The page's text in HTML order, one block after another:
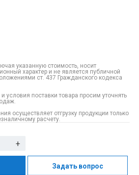
указанную стоимость, носит
характер и не является публичной
ст. 437 Гражданского кодекса
условия поставки товара просим уточнять
осуществляет отгрузку продукции только
расчету.
+
Задать вопрос